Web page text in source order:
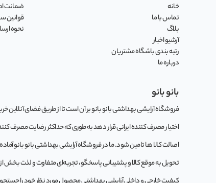
خانه
تماس با ما
بلاگ
آرشیو اخبار
رتبه بندی باشگاه مشتریان
درباره ما
ضمانت
قوانین
نحوه
بانو بانو
فروشگاه آرایشی بهداشتی بانو بانو بر آن است تا از طریق فضای آنلاین
اختیار مصرف کننده ایرانی قرار دهد به طوری که حداکثر رضایت مصرف
اصالت کالا ها تامین شود. ما در فروشگاه آرایشی بهداشتی بانو بانو
تحویل به موقع کالا و پشتیبانی پاسخگو، تجربه‌ای متفاوت و لذت بخش از